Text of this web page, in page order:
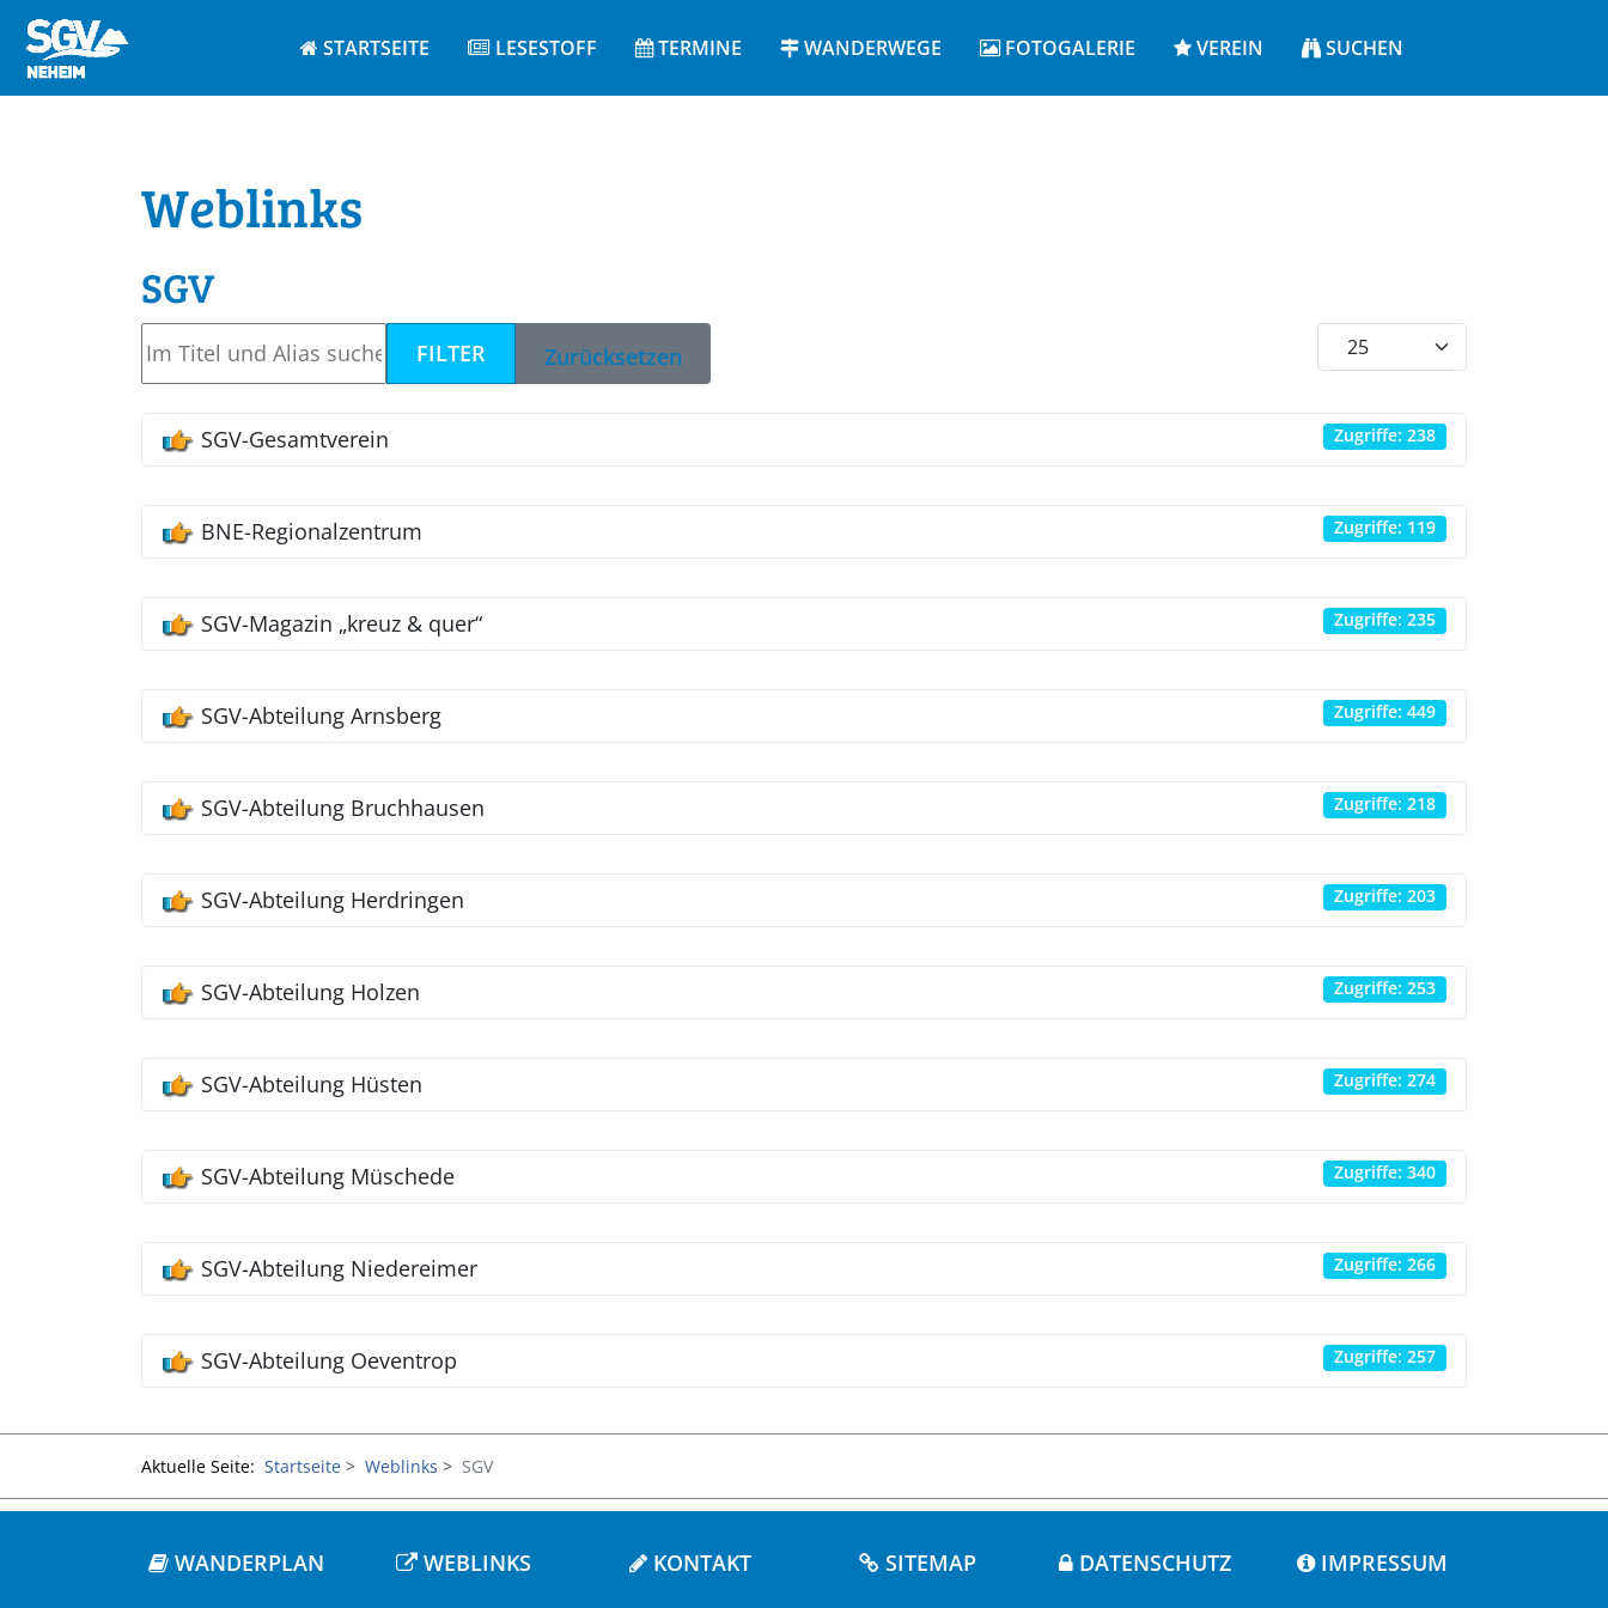
STARTSEITE LESESTOFF TERMINE WANDERWEGE FOTOGALERIE VEREIN SUCHEN
Weblinks
SGV
Im Titel und Alias suchen. Als Präfix „ID:“ verwenden, um nach einer Weblink-ID zu suchen.
FILTER Zurücksetzen
Anzeige #
SGV-Gesamtverein Zugriffe: 238
BNE-Regionalzentrum Zugriffe: 119
SGV-Magazin „kreuz & quer“ Zugriffe: 235
SGV-Abteilung Arnsberg Zugriffe: 449
SGV-Abteilung Bruchhausen Zugriffe: 218
SGV-Abteilung Herdringen Zugriffe: 203
SGV-Abteilung Holzen Zugriffe: 253
SGV-Abteilung Hüsten Zugriffe: 274
SGV-Abteilung Müschede Zugriffe: 340
SGV-Abteilung Niedereimer Zugriffe: 266
SGV-Abteilung Oeventrop Zugriffe: 257
Aktuelle Seite: Startseite Weblinks SGV
WANDERPLAN WEBLINKS KONTAKT SITEMAP DATENSCHUTZ
IMPRESSUM